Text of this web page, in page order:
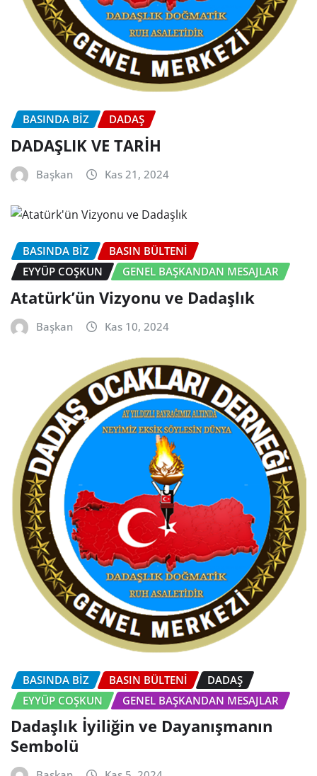
BASINDA BİZ DADAŞ
DADAŞLIK VE TARİH
Başkan Kas 21, 2024
BASINDA BİZ
BASIN BÜLTENI
EYYÜP COŞKUN
GENEL BAŞKANDAN MESAJLAR
Atatürk’ün Vizyonu ve Dadaşlık
Başkan Kas 10, 2024
BASINDA BİZ BASIN BÜLTENI
DADAŞ
EYYÜP COŞKUN
GENEL BAŞKANDAN MESAJLAR
Dadaşlık İyiliğin ve Dayanışmanın
Sembolü